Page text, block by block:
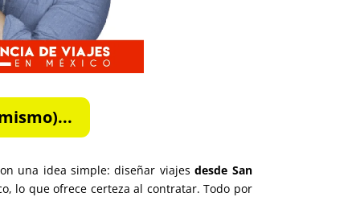
una idea simple: diseñar viajesdesde San
lo que ofrece certeza al contratar. Todo por